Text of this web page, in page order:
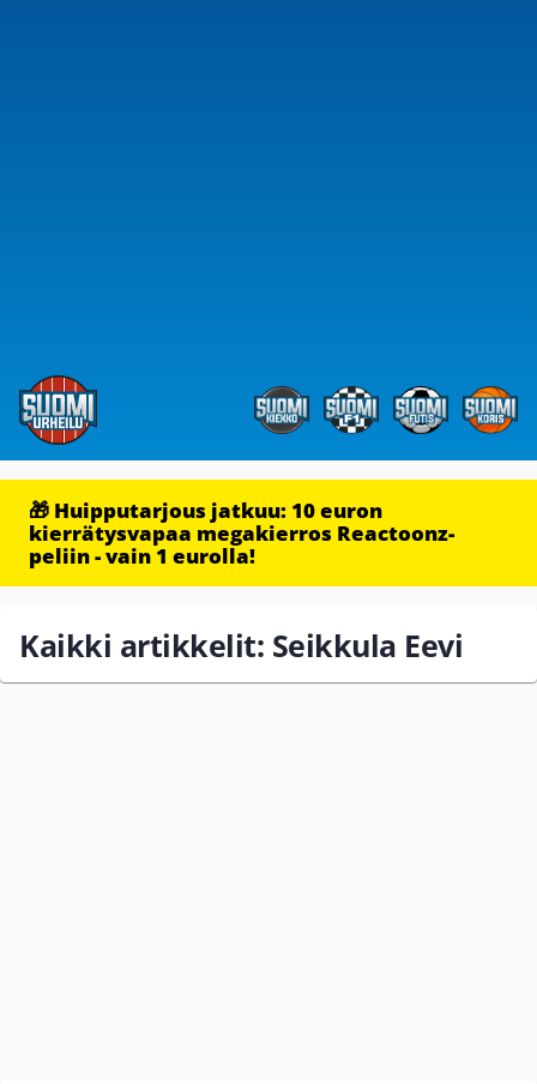
🎁 Huipputarjous jatkuu: 10 euron
kierrätysvapaa megakierros Reactoonz-
peliin - vain 1 eurolla!
Kaikki artikkelit: Seikkula Eevi